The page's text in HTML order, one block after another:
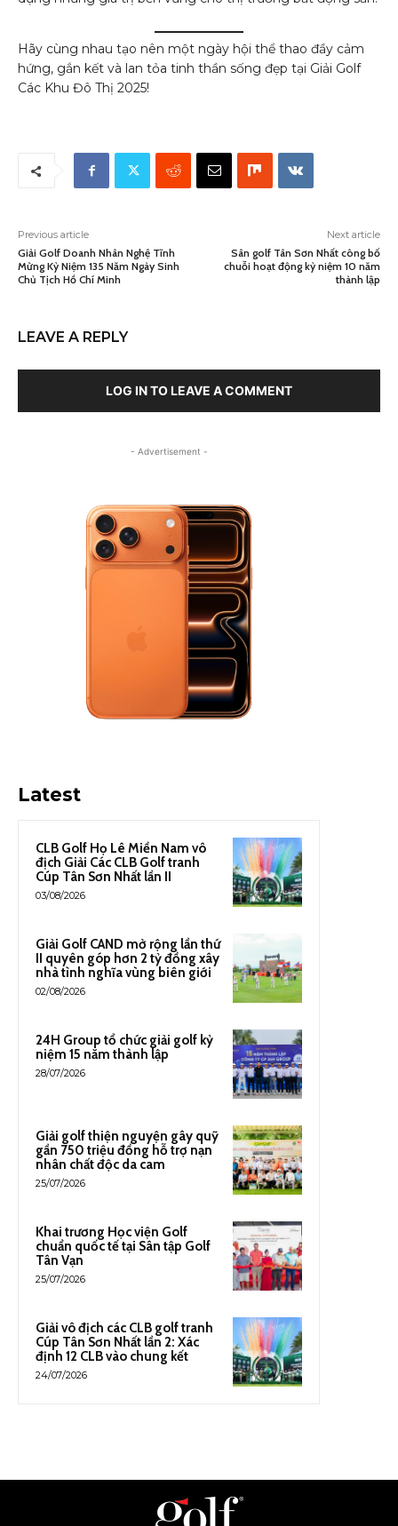
Hãy cùng nhau tạo nên một ngày hội thể thao đầy cảm
hứng, gắn kết và lan tỏa tinh thần sống đẹp tại Giải Golf
Các Khu Đô Thị 2025!
Previous article
Giải Golf Doanh Nhân Nghệ Tĩnh
Mừng Kỷ Niệm 135 Năm Ngày Sinh
Chủ Tịch Hồ Chí Minh
Next article
Sân golf Tân Sơn Nhất công bố
chuỗi hoạt động kỷ niệm 10 năm
thành lập
LEAVE A REPLY
LOG IN TO LEAVE A COMMENT
- Advertisement -
Latest
CLB Golf Họ Lê Miền Nam vô
địch Giải Các CLB Golf tranh
Cúp Tân Sơn Nhất lần II
03/08/2026
Giải Golf CAND mở rộng lần thứ
II quyên góp hơn 2 tỷ đồng xây
nhà tình nghĩa vùng biên giới
02/08/2026
24H Group tổ chức giải golf kỷ
niệm 15 năm thành lập
28/07/2026
Giải golf thiện nguyện gây quỹ
gần 750 triệu đồng hỗ trợ nạn
nhân chất độc da cam
25/07/2026
Khai trương Học viện Golf
chuẩn quốc tế tại Sân tập Golf
Tân Vạn
25/07/2026
Giải vô địch các CLB golf tranh
Cúp Tân Sơn Nhất lần 2: Xác
định 12 CLB vào chung kết
24/07/2026